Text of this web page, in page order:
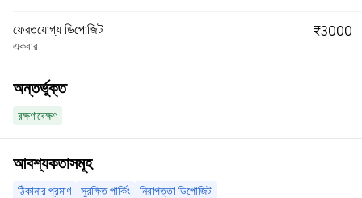
ফেরতযোগ্য ডিপোজিট
একবার
₹3000
অন্তর্ভুক্ত
রক্ষণাবেক্ষণ
আবশ্যকতাসমূহ
ঠিকানার প্রমাণ সুরক্ষিত পার্কিং নিরাপত্তা ডিপোজিট